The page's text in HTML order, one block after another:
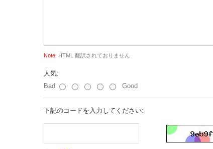
Note: HTML 翻訳されておりません
人気:
Bad
Good
下記のコードを入力してください: